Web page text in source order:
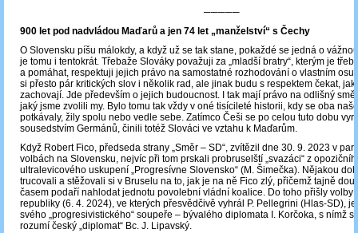
─────
900 let pod nadvládou Maďarů a jen 74 let „manželství“ s Čechy
O Slovensku píšu málokdy, a když už se tak stane, pokaždé se jedná o
je tomu i tentokrát. Třebaže Slováky považuji za „mladší bratry“, kterým je
a pomáhat, respektuji jejich právo na samostatné rozhodování o vlastním
si přesto pár kritických slov i několik rad, ale jinak budu s respektem čekat, jak
zachovají. Jde především o jejich budoucnost. I tak mají právo na odlišný
jaký jsme zvolili my. Bylo tomu tak vždy v oné tisícileté historii, kdy se oba
potkávaly, žily spolu nebo vedle sebe. Zatímco Češi se po celou tuto dobu
sousedstvím Germánů, činili totéž Slováci ve vztahu k Maďarům.
Když Robert Fico, předseda strany „Směr – SD“, zvítězil dne 30. 9. 2023 v
volbách na Slovensku, nejvíc při tom prskali probruselští „svazáci“ z
ultralevicového uskupení „Progresívne Slovensko“ (M. Šimečka). Nějakou
trucovali a stěžovali si v Bruselu na to, jak je na ně Fico zlý, přičemž tajně
časem podaří nahlodat jednotu povolební vládní koalice. Do toho přišly volby
republiky (6. 4. 2024), ve kterých přesvědčivě vyhrál P. Pellegrini (Hlas-SD),
svého „progresivistického“ soupeře – bývalého diplomata I. Korčoka, s nímž
rozumí český „diplomat“ Bc. J. Lipavský.